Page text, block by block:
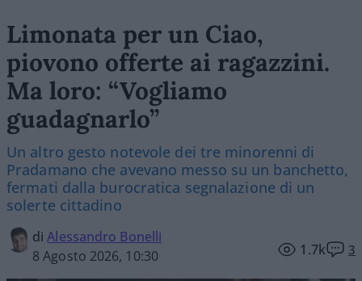
Limonata per un Ciao,
piovono offerte ai ragazzini.
Ma loro: “Vogliamo
guadagnarlo”
Un altro gesto notevole dei tre minorenni di
Pradamano che avevano messo su un banchetto,
fermati dalla burocratica segnalazione di un
solerte cittadino
diAlessandro Bonelli
8 Agosto 2026, 10:30
1.7k 3